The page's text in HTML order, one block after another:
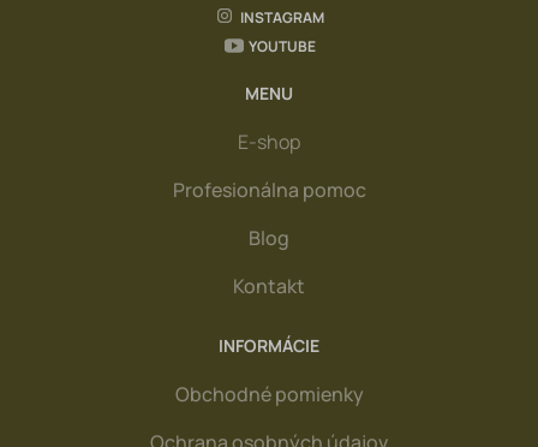
INSTAGRAM
YOUTUBE
MENU
E-shop
Profesionálna pomoc
Blog
Kontakt
INFORMÁCIE
Obchodné pomienky